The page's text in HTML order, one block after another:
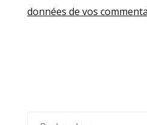
données de vos